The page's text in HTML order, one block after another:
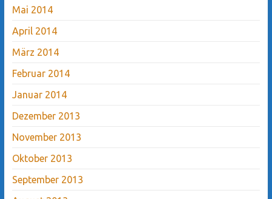
Mai 2014
April 2014
März 2014
Februar 2014
Januar 2014
Dezember 2013
November 2013
Oktober 2013
September 2013